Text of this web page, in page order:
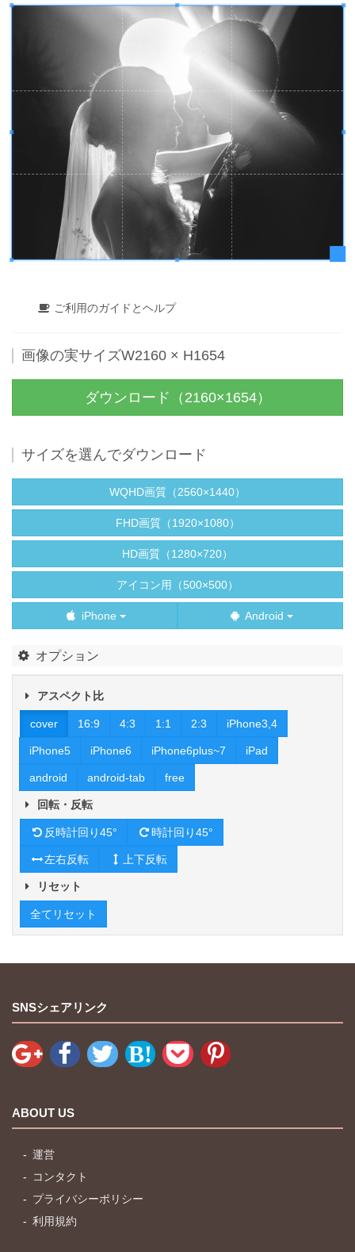
ご利用のガイドとヘルプ
画像の実サイズW2160 × H1654
ダウンロード（2160×1654）
サイズを選んでダウンロード
WQHD画質（2560×1440）
FHD画質（1920×1080）
HD画質（1280×720）
アイコン用（500×500）
iPhone Android
オプション
アスペクト比
cover 16:9 4:3 1:1 2:3 iPhone3,4
iPhone5 iPhone6 iPhone6plus~7 iPad
android android-tab free
回転・反転
反時計回り45° 時計回り45°
左右反転 上下反転
リセット
全てリセット
SNSシェアリンク
ABOUT US
運営
コンタクト
プライバシーポリシー
利用規約